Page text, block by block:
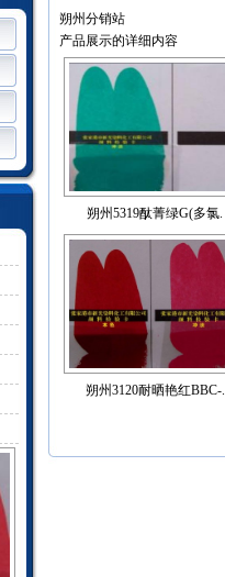
朔州分销站
产品展示的详细内容
朔州5319酞菁绿G(多氯.
朔州3120耐晒艳红BBC-.